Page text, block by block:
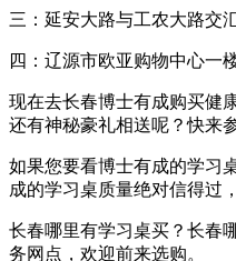
三：延安大路与工农大路交
四：辽源市欧亚购物中心一
现在去长春博士有成购买健
还有神秘豪礼相送呢？快来
如果您要看博士有成的学习
成的学习桌质量绝对信得过
长春哪里有学习桌买？长春
务网点，欢迎前来选购。